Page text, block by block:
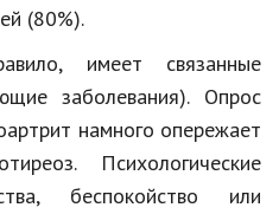
(80%).
,имеет связанные
заболевания). Опрос
намного опережает
Психологические
беспокойство или